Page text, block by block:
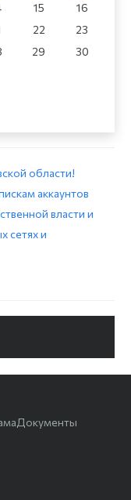
15
16
22
23
29
30
области!
аккаунтов
власти и
сетях и
Документы